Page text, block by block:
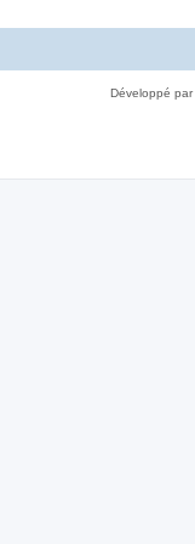
Développé par